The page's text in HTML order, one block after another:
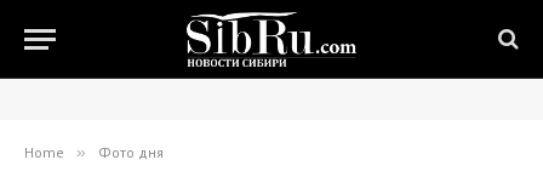
Home » Фото дня